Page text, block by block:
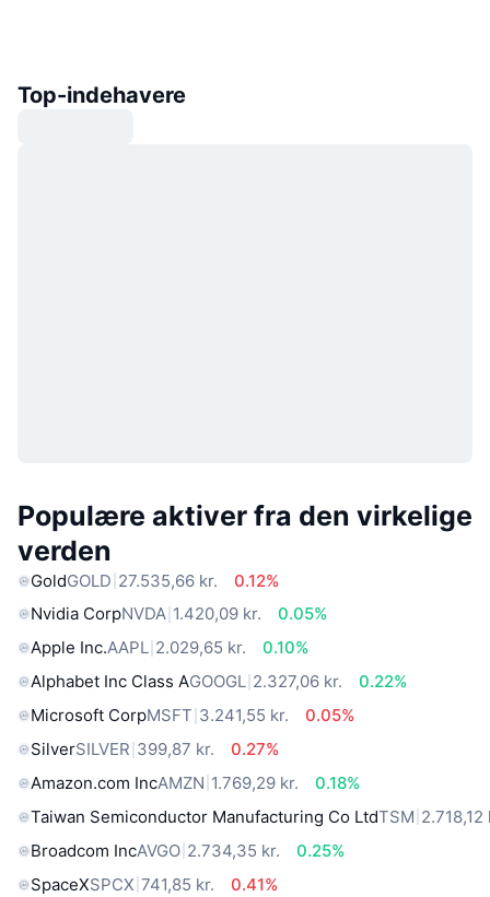
Top-indehavere
Populære aktiver fra den virkelige
verden
GoldGOLD 27.535,66 kr.
0.12%
Nvidia CorpNVDA 1.420,09 kr.
0.05%
Apple Inc.AAPL 2.029,65 kr.
0.10%
Alphabet Inc Class AGOOGL 2.327,06 kr.
0.22%
Microsoft CorpMSFT 3.241,55 kr.
0.05%
SilverSILVER 399,87 kr.
0.27%
Amazon.com IncAMZN 1.769,29 kr.
0.18%
Taiwan Semiconductor Manufacturing Co LtdTSM 2.718,12
Broadcom IncAVGO 2.734,35 kr.
0.25%
SpaceXSPCX 741,85 kr.
0.41%